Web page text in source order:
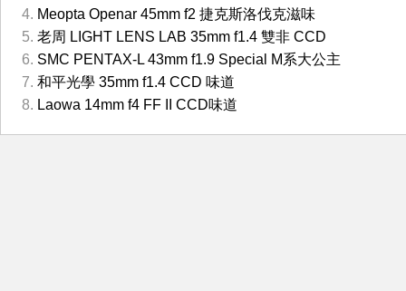
Meopta Openar 45mm f2 捷克斯洛伐克滋味
老周 LIGHT LENS LAB 35mm f1.4 雙非 CCD
SMC PENTAX-L 43mm f1.9 Special M系大公主
和平光學 35mm f1.4 CCD 味道
Laowa 14mm f4 FF II CCD味道